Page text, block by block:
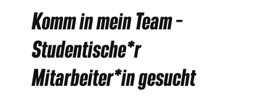
Studentische*r
gesucht
Komm in mein Team –
Studentische*r
Mitarbeiter*in gesucht